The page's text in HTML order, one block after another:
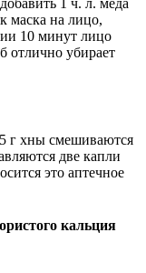
маска на лицо,
10 минут лицо
отлично убирает
г хны смешиваются
две капли
это аптечное
кальция